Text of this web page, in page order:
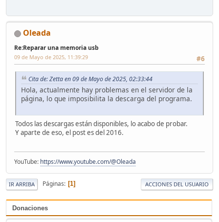
Donaciones
Oleada
Re:Reparar una memoria usb
#6
09 de Mayo de 2025, 11:39:29
Cita de: Zetta en 09 de Mayo de 2025, 02:33:44
Hola, actualmente hay problemas en el servidor de la
página, lo que imposibilita la descarga del programa.
Todos las descargas están disponibles, lo acabo de probar.
Y aparte de eso, el post es del 2016.
YouTube: https://www.youtube.com/@Oleada
IR ARRIBA Páginas 1 ACCIONES DEL USUARIO